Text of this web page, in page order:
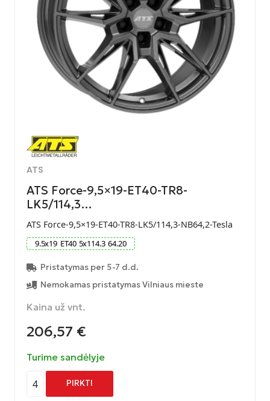
ATS
ATS Force-9,5×19-ET40-TR8-
LK5/114,3…
ATS Force-9,5×19-ET40-TR8-LK5/114,3-NB64,2-Tesla
9.5x19 ET40 5x114.3 64.20
Pristatymas per 5-7 d.d.
Nemokamas pristatymas Vilniaus mieste
Kaina už vnt.
206,57 €
Turime sandėlyje
4 PIRKTI